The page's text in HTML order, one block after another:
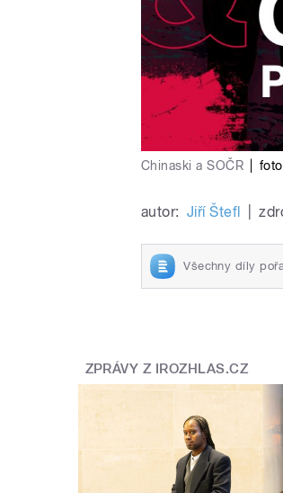
Chinaski a SOČR
autor: Jiří Štefl
Všechny díly
ZPRÁVY Z IROZHLAS.CZ